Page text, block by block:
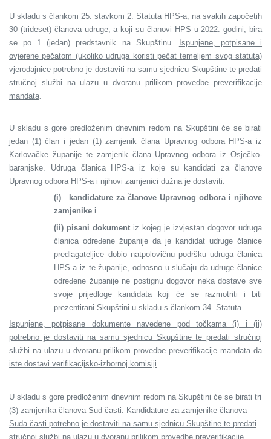
U skladu s člankom 25. stavkom 2. Statuta HPS-a, na svakih započetih
30 (trideset) članova udruge, a koji su članovi HPS u 2022. godini, bira
se po 1 (jedan) predstavnik na Skupštinu.
Ispunjene, potpisane i
ovjerene pečatom (ukoliko udruga koristi pečat temeljem svog statuta)
vjerodajnice potrebno je dostaviti na samu sjednicu Skupštine te predati
stručnoj službi na ulazu u dvoranu prilikom provedbe preverifikacije
mandata
U skladu s gore predloženim dnevnim redom na Skupštini će se birati
jedan (1) član i jedan (1) zamjenik člana Upravnog odbora HPS-a iz
Karlovačke županije te zamjenik člana Upravnog odbora iz Osječko-
baranjske. Udruga članica HPS-a iz koje su kandidati za članove
Upravnog odbora HPS-a i njihovi zamjenici dužna je dostaviti:
(i)
kandidature za članove Upravnog odbora i njihove
zamjenike i
(ii) pisani dokumentiz kojeg je izvjestan dogovor udruga
članica određene županije da je kandidat udruge članice
predlagateljice dobio natpolovičnu podršku udruga članica
HPS-a iz te županije, odnosno u slučaju da udruge članice
određene županije ne postignu dogovor neka dostave sve
svoje prijedloge kandidata koji će se razmotriti i biti
prezentirani Skupštini u skladu s člankom 34. Statuta.
Ispunjene, potpisane dokumente navedene pod točkama (i) i (ii)
potrebno je dostaviti na samu sjednicu Skupštine te predati stručnoj
službi na ulazu u dvoranu prilikom provedbe preverifikacije mandata da
iste dostavi verifikacijsko-izbornoj komisiji.
U skladu s gore predloženim dnevnim redom na Skupštini će se birati tri
(3) zamjenika članova Sud časti. Kandidature za zamjenike članova
Suda časti potrebno je dostaviti na samu sjednicu Skupštine te predati
stručnoj službi na ulazu u dvoranu prilikom provedbe preverifikacije